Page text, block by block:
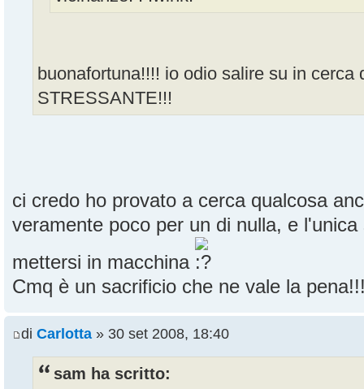
buonafortuna!!!! io odio salire su in cerca
STRESSANTE!!!
ci credo ho provato a cerca qualcosa
veramente poco per un di nulla, e
mettersi in macchina
Cmq è un sacrificio che ne vale la
di Carlotta » 30 set 2008, 18:40
sam ha scritto: